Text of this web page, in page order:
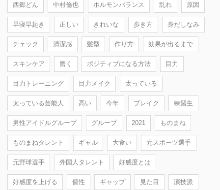
西郷どん 中村倫也 ホルモンバランス 乱れ 原因
早寝早起き 正しい きれいな 歩き方 身だしなみ
チェック 清潔感 髪型 作り方 効果が出るまで
スキンケア 磨く ポジティブになる方法 目力
目力トレーニング 目力メイク 太っている
太っている芸能人 高い 今年 ブレイク 練習生
男性アイドルグループ グループ 2021 ものまね
ものまねタレント ギャル 大食い 元スポーツ選手
元野球選手 外国人タレント 好感度とは
好感度を上げる 個性 ギャップ 見た目 演技派